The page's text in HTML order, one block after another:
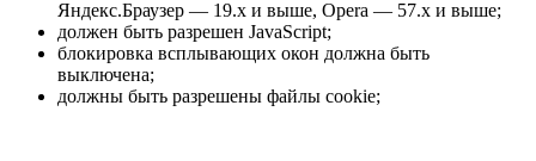
Яндекс.Браузер — 19.x и выше, Opera — 57.x и выше;
должен быть разрешен JavaScript;
блокировка всплывающих окон должна быть
выключена;
должны быть разрешены файлы cookie;